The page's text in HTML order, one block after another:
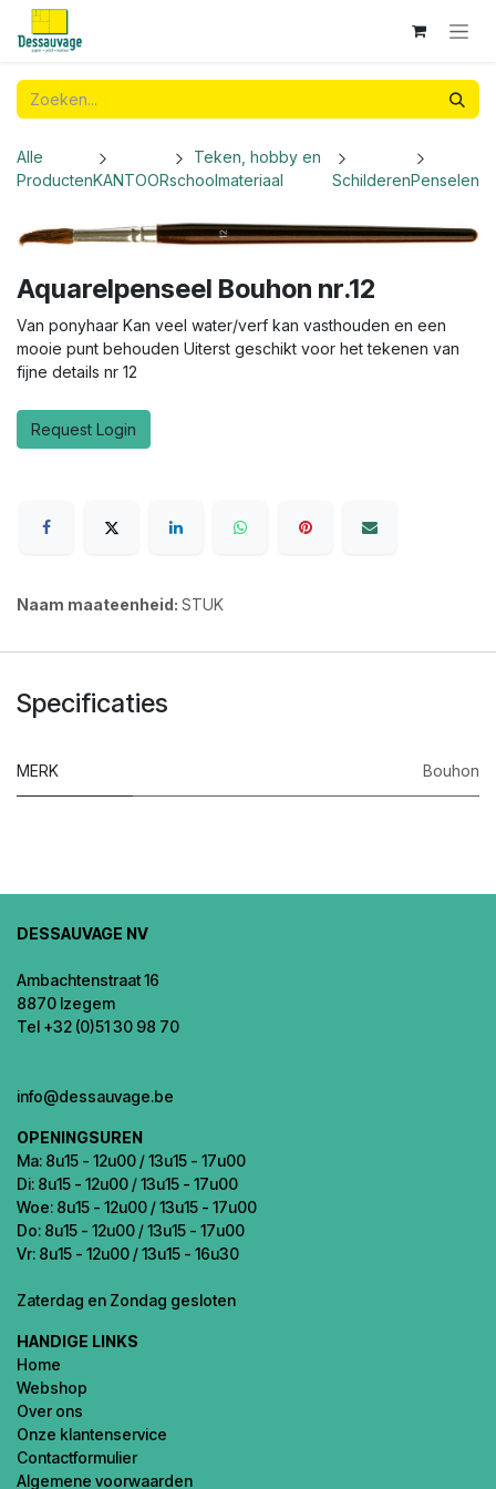
Overslaan naar inhoud
Alle
ProductenKANTOOR
Teken, hobby en
schoolmateriaal
SchilderenPenselen
Aquarelpenseel Bouhon nr.12
Van ponyhaar Kan veel water/verf kan vasthouden en een
mooie punt behouden Uiterst geschikt voor het tekenen van
fijne details nr 12
Request Login
Naam maateenheid: STUK
Specificaties
MERK Bouhon
DESSAUVAGE NV
Ambachtenstraat 16
8870 Izegem
Tel +32 (0)51 30 98 70
info@dessauvage.be
OPENINGSUREN
Ma: 8u15 - 12u00 / 13u15 - 17u00
Di: 8u15 - 12u00 / 13u15 - 17u00
Woe: 8u15 - 12u00 / 13u15 - 17u00
Do: 8u15 - 12u00 / 13u15 - 17u00
Vr: 8u15 - 12u00 / 13u15 - 16u30
Zaterdag en Zondag gesloten
HANDIGE LINKS
Home
Webshop
Over ons
Onze klantenservice
Contactformulier
Algemene voorwaarden